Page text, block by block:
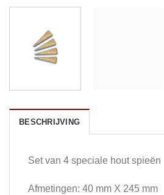
BESCHRIJVING
Set van 4 speciale hout spieën
Afmetingen: 40 mm X 245 mm